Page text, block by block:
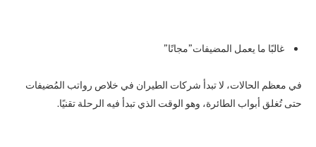
غالبًا ما يعمل المضيفات”مجانًا”
في معظم الحالات، لا تبدأ شركات الطيران في خلاص رواتب المُضيفات
حتى تُغلق أبواب الطائرة، وهو الوقت الذي تبدأ فيه الرحلة تقنيًا.